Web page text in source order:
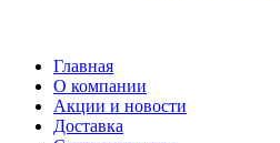
Главная
О компании
Акции и новости
Доставка